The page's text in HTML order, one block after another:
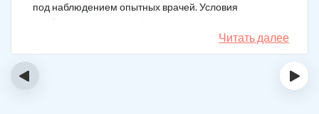
под наблюдением опытных врачей. Условия
пребывания супер комфортные: вкусная еда, уютно,
есть все необходимое для жизни. У меня не возникало
никаких стрессовых ситуаций.
Читать далее
‹ ›